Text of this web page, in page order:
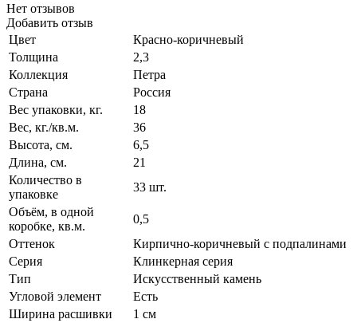
Нет отзывов
Добавить отзыв
Цвет
Красно-коричневый
Толщина
2,3
Коллекция
Петра
Страна
Россия
Вес упаковки, кг.
18
Вес, кг./кв.м.
36
Высота, см.
6,5
Длина, см.
21
Количество в
упаковке
33 шт.
Объём, в одной
коробке, кв.м.
0,5
Оттенок
Кирпично-коричневый с подпалинами
Серия
Клинкерная серия
Тип
Искусственный камень
Угловой элемент
Есть
Ширина расшивки
1 см